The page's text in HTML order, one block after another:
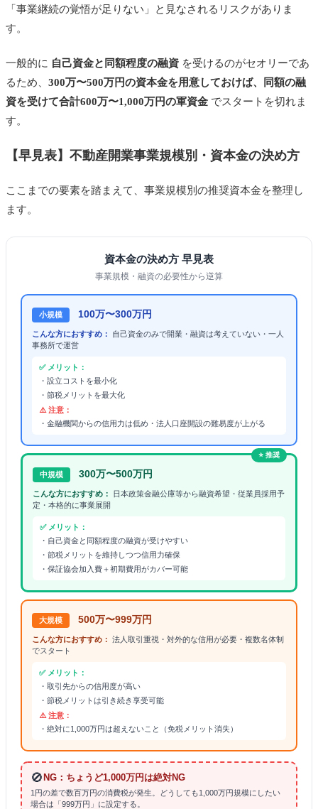
「事業継続の覚悟が足りない」と見なされるリスクがありま
す。
一般的に 自己資金と同額程度の融資 を受けるのがセオリーであ
るため、 300万〜500万円の資本金を用意しておけば、同額の融
資を受けて合計600万〜1,000万円の軍資金 でスタートを切れま
す。
【早見表】不動産開業事業規模別・資本金の決め方
ここまでの要素を踏まえて、事業規模別の推奨資本金を整理し
ます。
資本金の決め方 早見表
事業規模・融資の必要性から逆算
小規模 100万〜300万円
こんな方におすすめ：
自己資金のみで開業・融資は考えていない・一人
事務所で運営
✅ メリット：
・設立コストを最小化
・節税メリットを最大化
⚠️ 注意：
・金融機関からの信用力は低め・法人口座開設の難易度が上がる
⭐ 推奨
中規模 300万〜500万円
こんな方におすすめ：
日本政策金融公庫等から融資希望・従業員採用予
定・本格的に事業展開
✅ メリット：
・自己資金と同額程度の融資が受けやすい
・節税メリットを維持しつつ信用力確保
・保証協会加入費＋初期費用がカバー可能
大規模 500万〜999万円
こんな方におすすめ： 法人取引重視・対外的な信用が必要・複数名体制
でスタート
✅ メリット：
・取引先からの信用度が高い
・節税メリットは引き続き享受可能
⚠️ 注意：
・絶対に1,000万円は超えないこと（免税メリット消失）
🚫 NG：ちょうど1,000万円は絶対NG
1円の差で数百万円の消費税が発生。どうしても1,000万円規模にしたい
場合は「999万円」に設定する。